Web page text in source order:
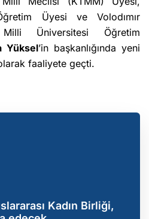
Üyesi ve Volodımır
Üniversitesi Öğretim
Yüksel’in başkanlığında yeni
faaliyete geçti.
Kadın Birliği,